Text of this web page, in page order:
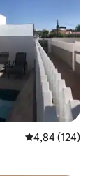
4,84 av 5 i
4,84 (124)